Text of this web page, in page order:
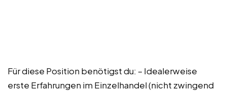
Für diese Position benötigst du: – Idealerweise
erste Erfahrungen im Einzelhandel (nicht zwingend